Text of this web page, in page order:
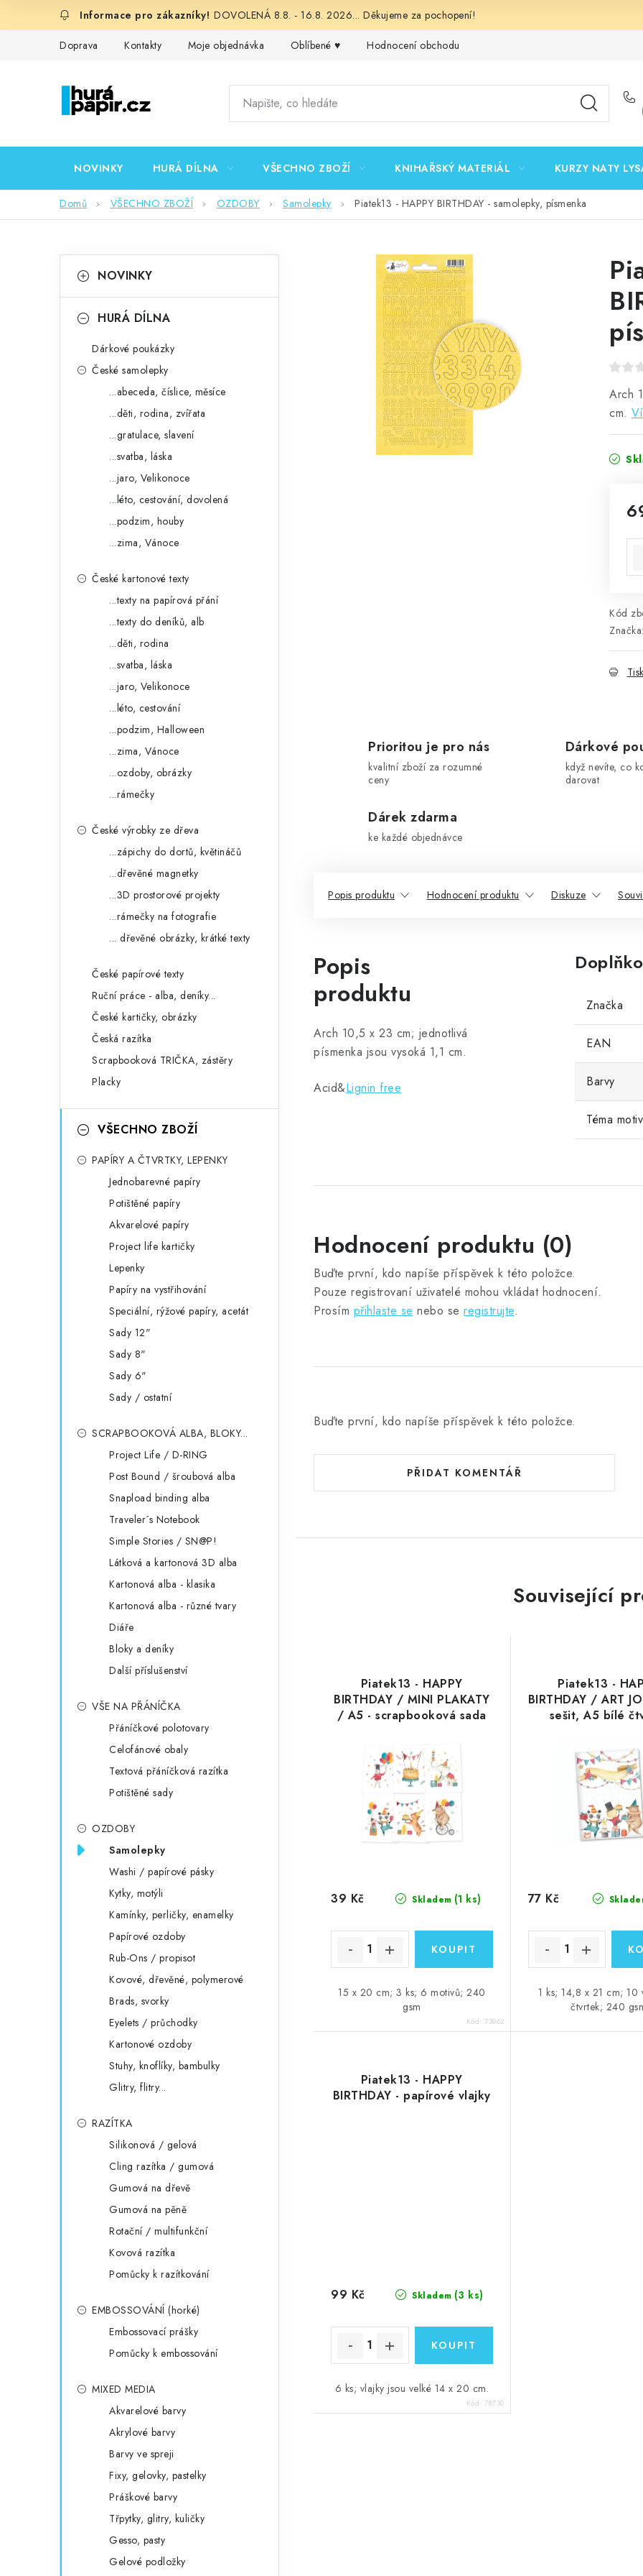
DOVOLENÁ 8.8. - 16.8. 2026... Děkujeme za pochopení!
Doprava Kontakty Moje objednávka Oblíbené ♥️ Hodnocení obchodu
NOVINKY HURÁ DÍLNA VŠECHNO ZBOŽÍ KNIHAŘSKÝ MATERIÁL KURZY NATY
Domů VŠECHNO ZBOŽÍ OZDOBY Samolepky Piatek13 - HAPPY BIRTHDAY - samolepky, písmenka
okategorie
a
NOVINKY
HURÁ DÍLNA
Dárkové poukázky
České samolepky
...abeceda, číslice, měsíce
...děti, rodina, zvířata
...gratulace, slavení
...svatba, láska
...jaro, Velikonoce
...léto, cestování, dovolená
...podzim, houby
...zima, Vánoce
České kartonové texty
...texty na papírová přání
...texty do deníků, alb
...děti, rodina
...svatba, láska
...jaro, Velikonoce
...léto, cestování
...podzim, Halloween
...zima, Vánoce
...ozdoby, obrázky
...rámečky
České výrobky ze dřeva
...zápichy do dortů, květináčů
...dřevěné magnetky
...3D prostorové projekty
...rámečky na fotografie
... dřevěné obrázky, krátké texty
České papírové texty
Ruční práce - alba, deníky...
České kartičky, obrázky
Česká razítka
Scrapbooková TRIČKA, zástěry
Placky
VŠECHNO ZBOŽÍ
PAPÍRY A ČTVRTKY, LEPENKY
Jednobarevné papíry
Potištěné papíry
Akvarelové papíry
Project life kartičky
Lepenky
Papíry na vystřihování
Speciální, rýžové papíry, acetát
Sady 12"
Sady 8"
Sady 6"
Sady / ostatní
SCRAPBOOKOVÁ ALBA, BLOKY...
Project Life / D-RING
Post Bound / šroubová alba
Snapload binding alba
Traveler´s Notebook
Simple Stories / SN@P!
Látková a kartonová 3D alba
Kartonová alba - klasika
Kartonová alba - různé tvary
Diáře
Bloky a deníky
Další příslušenství
VŠE NA PŘÁNÍČKA
Přáníčkové polotovary
Celofánové obaly
Textová přáníčková razítka
Potištěné sady
OZDOBY
Samolepky
Washi / papírové pásky
Kytky, motýli
Kamínky, perličky, enamelky
Papírové ozdoby
Rub-Ons / propisot
Kovové, dřevěné, polymerové
Brads, svorky
Eyelets / průchodky
Kartonové ozdoby
Stuhy, knoflíky, bambulky
Glitry, flitry...
RAZÍTKA
Silikonová / gelová
Cling razítka / gumová
Gumová na dřevě
Gumová na pěně
Rotační / multifunkční
Kovová razítka
Pomůcky k razítkování
EMBOSSOVÁNÍ (horké)
Embossovací prášky
Pomůcky k embossování
MIXED MEDIA
Akvarelové barvy
Akrylové barvy
Barvy ve spreji
Fixy, gelovky, pastelky
Práškové barvy
Třpytky, glitry, kuličky
Gesso, pasty
Gelové podložky
Arch
cm.
Kód
Značka:
Tisk
Prioritou je pro nás
kvalitní zboží za rozumné
ceny
Dárkové
když nevíte, co
darovat
Dárek zdarma
ke každé objednávce
Popis produktu Hodnocení produktu Diskuze
Popis
produktu
Arch 10,5 x 23 cm; jednotlivá
písmenka jsou vysoká 1,1 cm.
Acid&Lignin free
Značka
EAN
Barvy
Téma
Hodnocení produktu (0)
Buďte první, kdo napíše příspěvek k této položce.
Pouze registrovaní uživatelé mohou vkládat hodnocení.
Prosím přihlaste se nebo se registrujte.
Buďte první, kdo napíše příspěvek k této položce.
PŘIDAT KOMENTÁŘ
Související
Piatek13 - HAPPY
BIRTHDAY / MINI PLAKATY
/ A5 - scrapbooková sada
Skladem (1 ks)
39 Kč
15 x 20 cm; 3 ks; 6 motivů; 240
gsm
Kód:73962
Piatek13 -
BIRTHDAY / ART
sešit, A5 bílé
77 Kč
1 ks; 14,8 x 21 cm; 10
čtvrtek; 240
Piatek13 - HAPPY
BIRTHDAY - papírové vlajky
Skladem (3 ks)
99 Kč
6 ks; vlajky jsou velké 14 x 20 cm.
Kód:78730